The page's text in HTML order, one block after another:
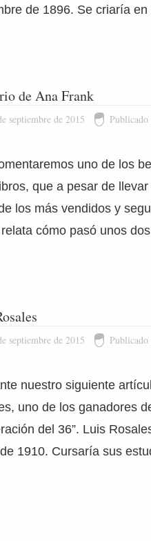
de 1896. Se criaría
de Ana Frank
septiembre de 2015
uno de los
que a pesar de
los más vendidos y
cómo pasó unos
septiembre de 2015
nuestro siguiente
uno de los ganadores
del 36”. Luis
1910. Cursaría sus